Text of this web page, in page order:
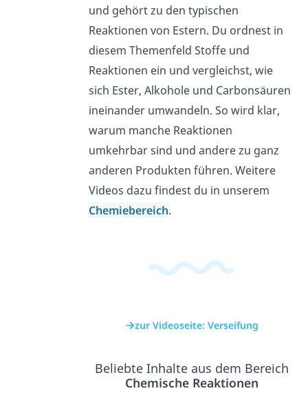
und gehört zu den typischen
Reaktionen von Estern. Du ordnest in
diesem Themenfeld Stoffe und
Reaktionen ein und vergleichst, wie
sich Ester, Alkohole und Carbonsäuren
ineinander umwandeln. So wird klar,
warum manche Reaktionen
umkehrbar sind und andere zu ganz
anderen Produkten führen. Weitere
Videos dazu findest du in unserem
Chemiebereich.
zur Videoseite: Verseifung
Beliebte Inhalte aus dem Bereich
Chemische Reaktionen